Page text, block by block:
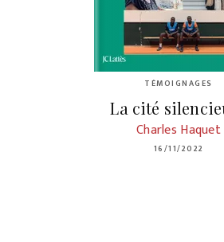
TÉMOIGNAGES
La cité
Charles Haquet
16/11/2022